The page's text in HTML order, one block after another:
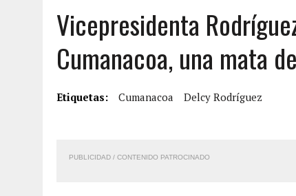
6 AGOSTO, 2026
BARINAS: ADOLESCENTE SE QUITÓ LA VIDA
6 AGOSTO, 2026 | CONMOCIÓN EN COLORADO POR ASESINATO
5 AGOSTO, 2026 | PRESUNTO BROTE PSICÓTICO POR FALTA DE
8 AGOSTO, 2026
BOMBEROS DE CARACAS COMBATIERON
Vicepresidenta
Cumanacoa, una mata
Etiquetas: Cumanacoa Delcy Rodríguez
PUBLICIDAD / CONTENIDO PATROCINADO